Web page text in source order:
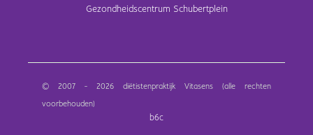
Gezondheidscentrum Schubertplein
© 2007 - 2026 diëtistenpraktijk Vitasens (alle rechten
voorbehouden)
b6c